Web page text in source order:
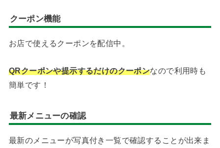
クーポン機能
お店で使えるクーポンを配信中。
QRクーポンや提示するだけのクーポンなので利用時も
簡単です！
最新メニューの確認
最新のメニューが写真付き一覧で確認することが出来ま